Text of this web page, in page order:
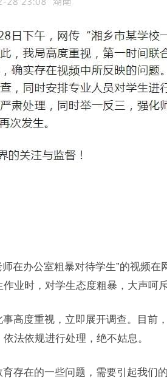
师在办公室粗暴对待学生”的视频
业时，对学生态度粗暴，大声呵
高度重视，立即展开调查。目前
法依规进行处理，绝不姑息。
存在的一些问题，需要引起我们